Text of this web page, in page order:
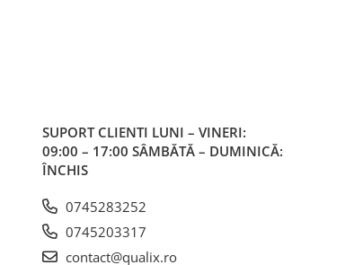
SUPORT CLIENTI LUNI – VINERI:
09:00 – 17:00 SÂMBĂTĂ – DUMINICĂ:
ÎNCHIS
0745283252
0745203317
contact@qualix.ro